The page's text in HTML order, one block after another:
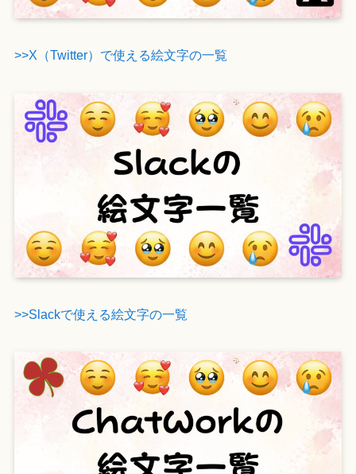
>>X（Twitter）で使える絵文字の一覧
>>Slackで使える絵文字の一覧